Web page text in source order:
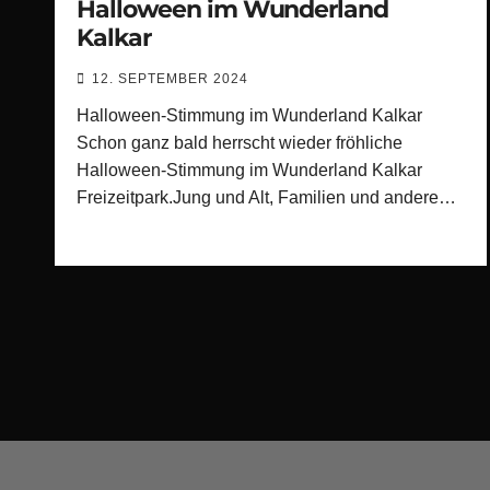
Halloween im Wunderland
Kalkar
12. SEPTEMBER 2024
Halloween-Stimmung im Wunderland Kalkar
Schon ganz bald herrscht wieder fröhliche
Halloween-Stimmung im Wunderland Kalkar
Freizeitpark.Jung und Alt, Familien und andere…